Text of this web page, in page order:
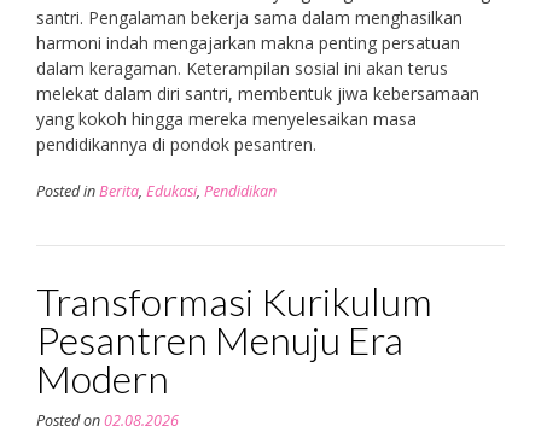
santri. Pengalaman bekerja sama dalam menghasilkan
harmoni indah mengajarkan makna penting persatuan
dalam keragaman. Keterampilan sosial ini akan terus
melekat dalam diri santri, membentuk jiwa kebersamaan
yang kokoh hingga mereka menyelesaikan masa
pendidikannya di pondok pesantren.
Posted inBerita, Edukasi, Pendidikan
Transformasi Kurikulum
Pesantren Menuju Era
Modern
Posted on02.08.2026